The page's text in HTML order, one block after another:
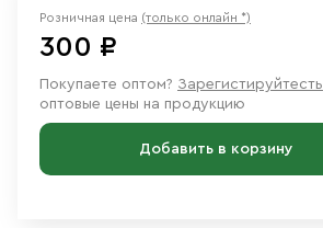
Розничная цена (только онлайн *)
300 ₽
Покупаете оптом? Зарегистируйтесть
оптовые цены на продукцию
Добавить в корзину